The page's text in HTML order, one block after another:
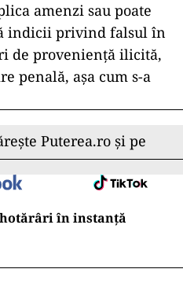
amenzi sau poate
indicii privind falsul în
de proveniență ilicită,
penală, așa cum s-a
Puterea.ro și pe
în instanță